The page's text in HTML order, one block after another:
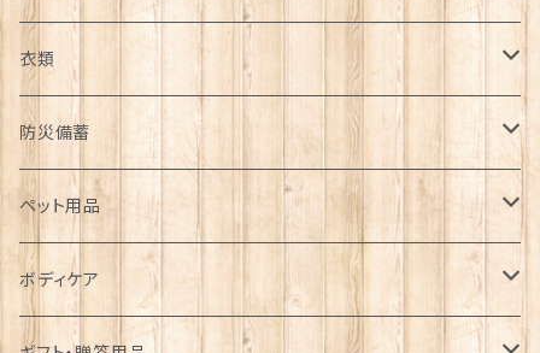
日用品雑貨
インテリア
カゴ・バスケット
エコバッグ
花瓶
服飾雑貨
帽子
アクセサリー
マフラー・ストール
キッチン雑貨
食器
お箸
ガーデン雑貨
ジョウロ
衣類
アウター
コート
ダウン
ジャケット
トップス
長袖
半袖
ボトムス
スカート
防災備蓄
防災用品
下着
食器・カトラリー
食料
パックご飯
ペット用品
ドライフード
犬用
ボディケア